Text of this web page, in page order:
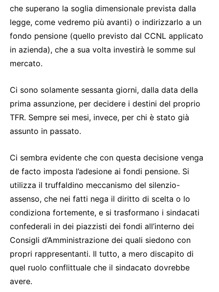
che superano la soglia dimensionale prevista dalla
legge, come vedremo più avanti) o indirizzarlo a un
fondo pensione (quello previsto dal CCNL applicato
in azienda), che a sua volta investirà le somme sul
mercato.
Ci sono solamente sessanta giorni, dalla data della
prima assunzione, per decidere i destini del proprio
TFR. Sempre sei mesi, invece, per chi è stato già
assunto in passato.
Ci sembra evidente che con questa decisione venga
de facto imposta l’adesione ai fondi pensione. Si
utilizza il truffaldino meccanismo del silenzio-
assenso, che nei fatti nega il diritto di scelta o lo
condiziona fortemente, e si trasformano i sindacati
confederali in dei piazzisti dei fondi all’interno dei
Consigli d’Amministrazione dei quali siedono con
propri rappresentanti. Il tutto, a mero discapito di
quel ruolo conflittuale che il sindacato dovrebbe
avere.